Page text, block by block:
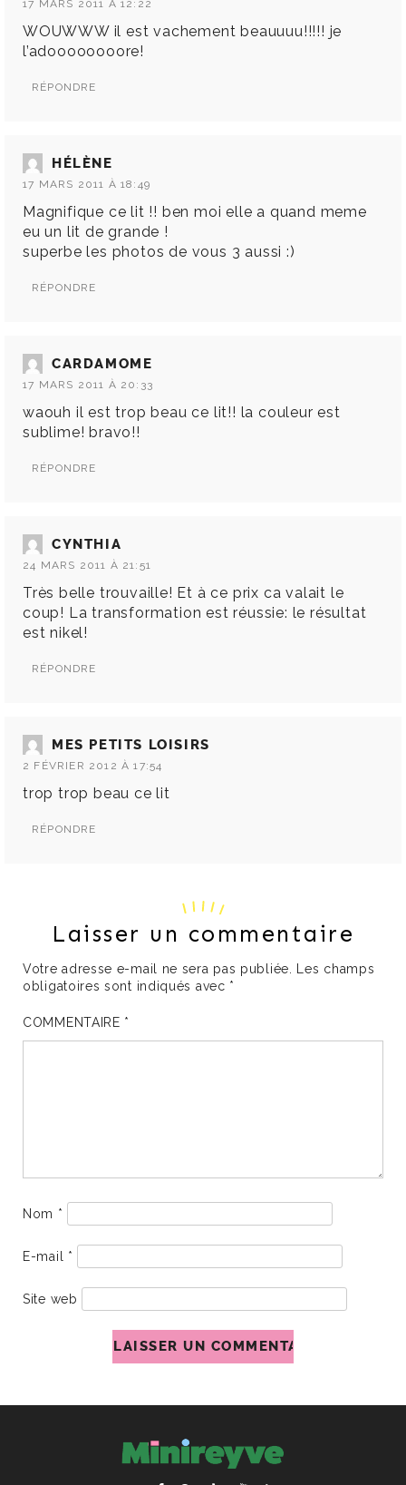
17 MARS 2011 À 12:22
WOUWWW il est vachement beauuuu!!!!! je
l’adoooooooore!
RÉPONDRE
HÉLÈNE
17 MARS 2011 À 18:49
Magnifique ce lit !! ben moi elle a quand meme
eu un lit de grande !
superbe les photos de vous 3 aussi :)
RÉPONDRE
CARDAMOME
17 MARS 2011 À 20:33
waouh il est trop beau ce lit!! la couleur est
sublime! bravo!!
RÉPONDRE
CYNTHIA
24 MARS 2011 À 21:51
Très belle trouvaille! Et à ce prix ca valait le
coup! La transformation est réussie: le résultat
est nikel!
RÉPONDRE
MES PETITS LOISIRS
2 FÉVRIER 2012 À 17:54
trop trop beau ce lit
RÉPONDRE
Laisser un commentaire
Votre adresse e-mail ne sera pas publiée. Les champs
obligatoires sont indiqués avec *
COMMENTAIRE *
Nom *
E-mail *
Site web